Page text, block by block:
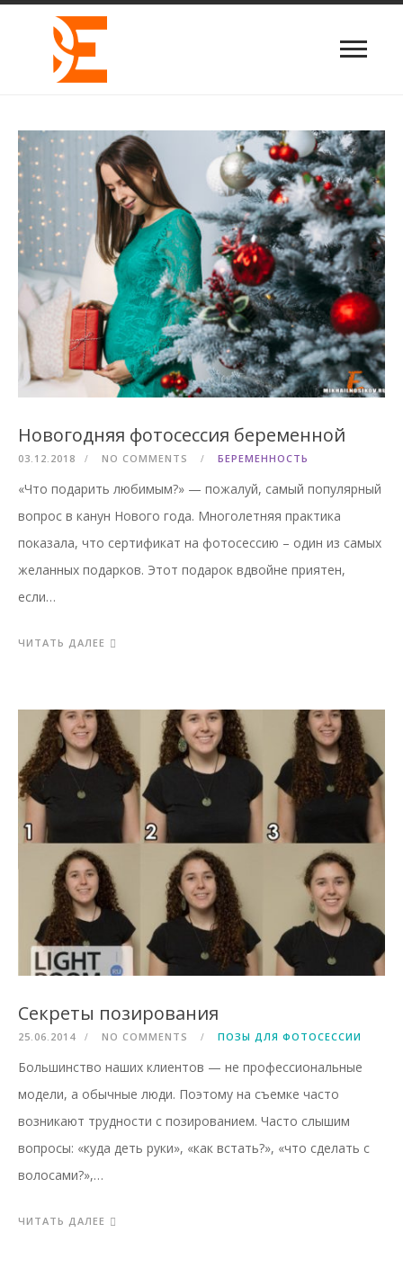
Новогодняя фотосессия беременной
03.12.2018 NO COMMENTS БЕРЕМЕННОСТЬ
«Что подарить любимым?» — пожалуй, самый популярный
вопрос в канун Нового года. Многолетняя практика
показала, что сертификат на фотосессию – один из самых
желанных подарков. Этот подарок вдвойне приятен,
если…
ЧИТАТЬ ДАЛЕЕ
Секреты позирования
25.06.2014 NO COMMENTS ПОЗЫ ДЛЯ ФОТОСЕССИИ
Большинство наших клиентов — не профессиональные
модели, а обычные люди. Поэтому на съемке часто
возникают трудности с позированием. Часто слышим
вопросы: «куда деть руки», «как встать?», «что сделать с
волосами?»,…
ЧИТАТЬ ДАЛЕЕ